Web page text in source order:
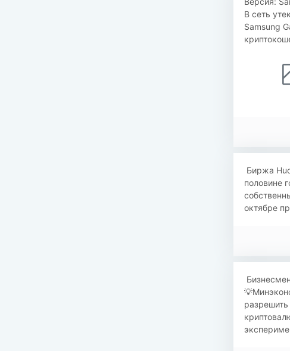
В сеть
Samsung
Биржа
половине
октябре